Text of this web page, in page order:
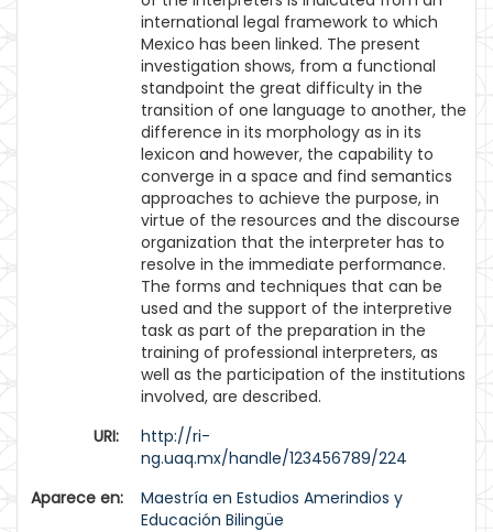
international legal framework to which
Mexico has been linked. The present
investigation shows, from a functional
standpoint the great difficulty in the
transition of one language to another, the
difference in its morphology as in its
lexicon and however, the capability to
converge in a space and find semantics
approaches to achieve the purpose, in
virtue of the resources and the discourse
organization that the interpreter has to
resolve in the immediate performance.
The forms and techniques that can be
used and the support of the interpretive
task as part of the preparation in the
training of professional interpreters, as
well as the participation of the institutions
involved, are described.
URI:
http://ri-
ng.uaq.mx/handle/123456789/224
Aparece en:
Maestría en Estudios Amerindios y
Educación Bilingüe